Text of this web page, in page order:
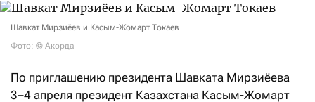
Шавкат Мирзиёев и Касым-Жомарт Токаев
Фото: © Акорда
По приглашению президента Шавката Мирзиёева
3–4 апреля президент Казахстана Касым-Жомарт